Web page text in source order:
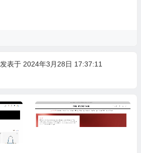
发表于 2024年3月28日 17:37:11